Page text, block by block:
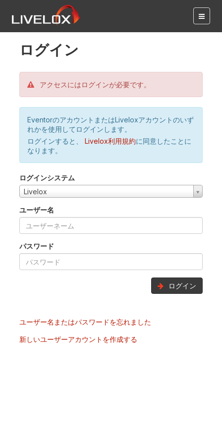
ログイン
アクセスにはログインが必要です。
EventorのアカウントまたはLiveloxアカウントのいず
れかを使用してログインします。
ログインすると、
Livelox利用規約に同意したことに
なります。
ログインシステム
Livelox
ユーザー名
パスワード
ログイン
ユーザー名またはパスワードを忘れました
新しいユーザーアカウントを作成する